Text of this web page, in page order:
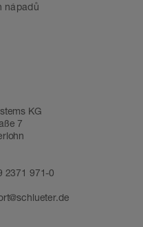
nápadů
KG
7
2371 971-0